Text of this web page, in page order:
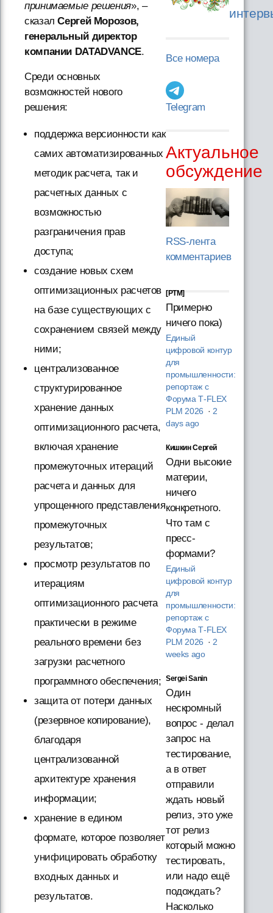
принимаемые решения», –
сказалСергей Морозов,
генеральный директор
компании DATADVANCE.
Среди основных
возможностей нового
решения:
поддержка версионности как
самих автоматизированных
методик расчета, так и
расчетных данных с
возможностью
разграничения прав
доступа;
создание новых схем
оптимизационных расчетов
на базе существующих с
сохранением связей между
ними;
централизованное
структурированное
хранение данных
оптимизационного расчета,
включая хранение
промежуточных итераций
расчета и данных для
упрощенного представления
промежуточных
результатов;
просмотр результатов по
итерациям
оптимизационного расчета
практически в режиме
реального времени без
загрузки расчетного
программного обеспечения;
защита от потери данных
(резервное копирование),
благодаря
централизованной
архитектуре хранения
информации;
хранение в едином
формате, которое позволяет
унифицировать обработку
входных данных и
результатов.
Все номера
Telegram
Актуальное
обсуждение
RSS-лента
комментариев
[PTM]
Примерно
ничего пока)
Единый
цифровой контур
для
промышленности:
репортаж с
Форума T‑FLEX
PLM 2026 · 2
days ago
Кишкин Сергей
Одни высокие
материи,
ничего
конкретного.
Что там с
пресс-
формами?
Единый
цифровой контур
для
промышленности:
репортаж с
Форума T‑FLEX
PLM 2026 · 2
weeks ago
Sergei Sanin
Один
нескромный
вопрос - делал
запрос на
тестирование,
а в ответ
отправили
ждать новый
релиз, это уже
тот релиз
который можно
тестировать,
или надо ещё
подождать?
Насколько